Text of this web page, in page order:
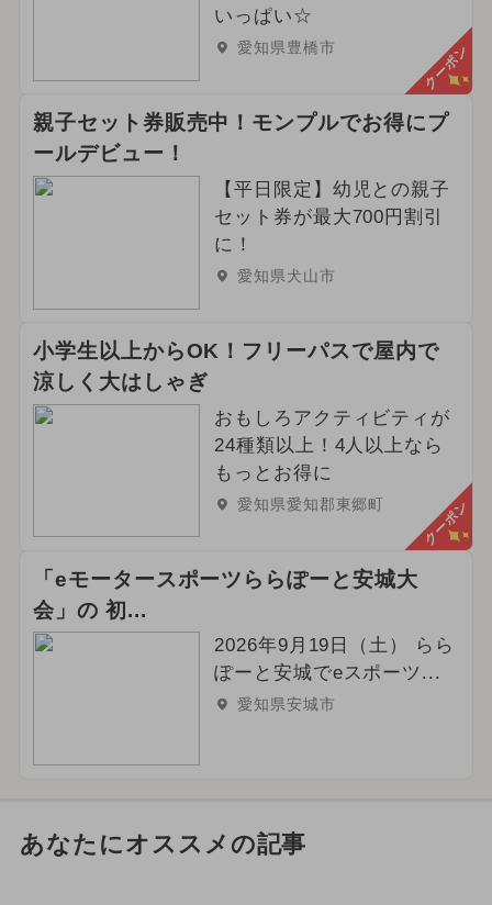
いっぱい☆
愛知県豊橋市 クーポン
親子セット券販売中！モンプルでお得にプ
ールデビュー！
【平日限定】幼児との親子
セット券が最大700円割引
に！
愛知県犬山市
小学生以上からOK！フリーパスで屋内で
涼しく大はしゃぎ
おもしろアクティビティが
24種類以上！4人以上なら
もっとお得に
愛知県愛知郡東郷町 クーポン
「eモータースポーツららぽーと安城大
会」の 初...
2026年9月19日（土） らら
ぽーと安城でeスポーツ...
愛知県安城市
あなたにオススメの記事